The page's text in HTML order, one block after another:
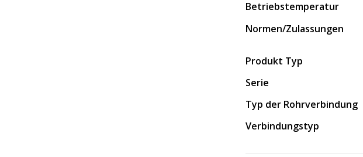
Betriebstemperatur
Normen/Zulassungen
Produkt Typ
Serie
Typ der Rohrverbindung
Verbindungstyp